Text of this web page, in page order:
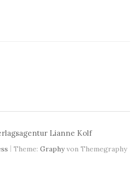
Lianne Kolf
| Theme: Graphyvon Themegraphy